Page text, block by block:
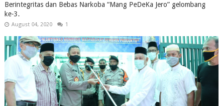
Berintegritas dan Bebas Narkoba “Mang PeDeKa Jero” gelombang
ke-3.
August 04, 2020 1